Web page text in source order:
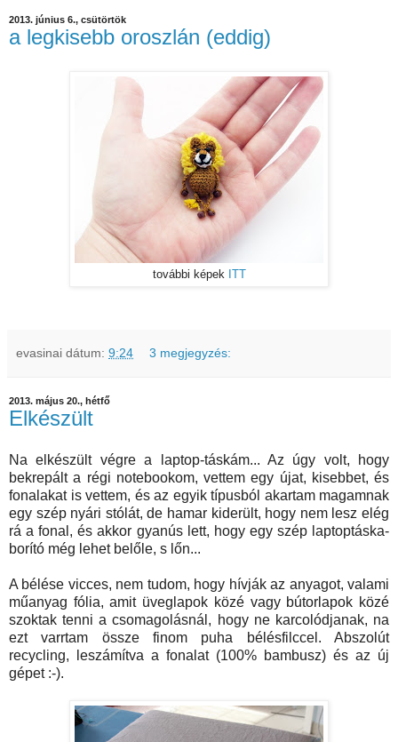
2013. június 6., csütörtök
a legkisebb oroszlán (eddig)
további képek ITT
evasinai dátum: 9:24 3 megjegyzés:
2013. május 20., hétfő
Elkészült
Na elkészült végre a laptop-táskám... Az úgy volt, hogy
bekrepált a régi notebookom, vettem egy újat, kisebbet, és
fonalakat is vettem, és az egyik típusból akartam magamnak
egy szép nyári stólát, de hamar kiderült, hogy nem lesz elég
rá a fonal, és akkor gyanús lett, hogy egy szép laptoptáska-
borító még lehet belőle, s lőn...
A bélése vicces, nem tudom, hogy hívják az anyagot, valami
műanyag fólia, amit üveglapok közé vagy bútorlapok közé
szoktak tenni a csomagolásnál, hogy ne karcolódjanak, na
ezt varrtam össze finom puha bélésfilccel. Abszolút
recycling, leszámítva a fonalat (100% bambusz) és az új
gépet :-).